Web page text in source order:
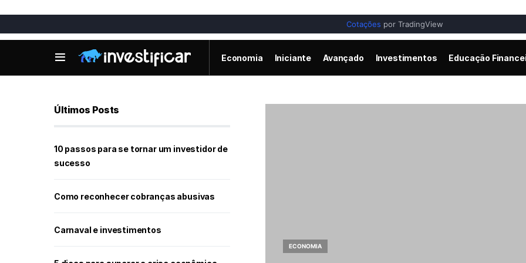
Cotações por TradingView
Economia Iniciante Avançado Investimentos Educação
ECONOMIA
Últimos Posts
10 passos para se tornar um investidor de
sucesso
Como reconhecer cobranças abusivas
Carnaval e investimentos